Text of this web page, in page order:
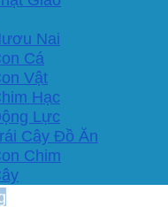
Nai
Cá
Vật
Hạc
Lực
Cây Đồ Ăn
Chim